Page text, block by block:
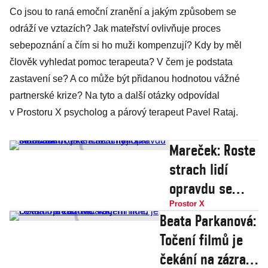
Co jsou to raná emoční zranění a jakým způsobem se
odráží ve vztazích? Jak mateřství ovlivňuje proces
sebepoznání a čím si ho muži kompenzují? Kdy by měl
člověk vyhledat pomoc terapeuta? V čem je podstata
zastavení se? A co může být přidanou hodnotou vážné
partnerské krize? Na tyto a další otázky odpovídal
v Prostoru X psycholog a párový terapeut Pavel Rataj.
Mareček: Roste
strach lidí
opravdu se
ukázat, někteří
se chtějí stát
celebritami, já
Prostor X
Beata Parkanová:
Točení filmů je
čekání na zázrak.